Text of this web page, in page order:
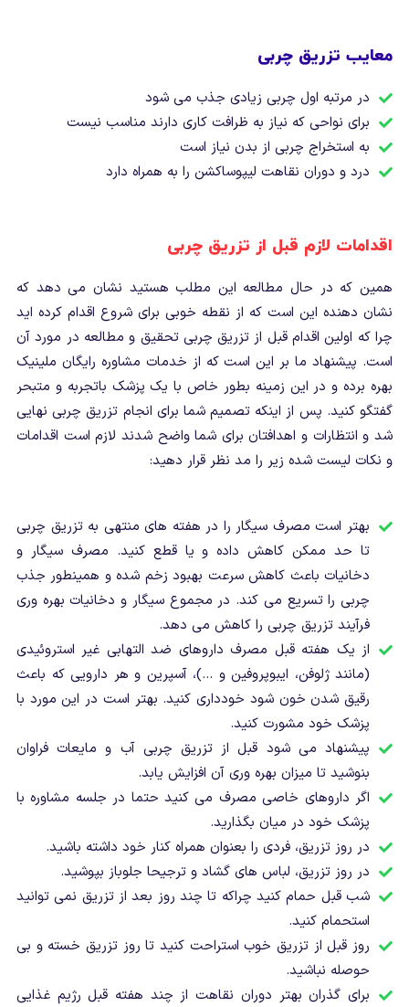
معایب تزریق چربی
در مرتبه اول چربی زیادی جذب می شود
برای نواحی که نیاز به ظرافت کاری دارند مناسب نیست
به استخراج چربی از بدن نیاز است
درد و دوران نقاهت لیپوساکشن را به همراه دارد
اقدامات لازم قبل از تزریق چربی
همین که در حال مطالعه این مطلب هستید نشان می دهد که
نشان دهنده این است که از نقطه خوبی برای شروع اقدام کرده اید
چرا که اولین اقدام قبل از تزریق چربی تحقیق و مطالعه در مورد آن
است. پیشنهاد ما بر این است که از خدمات مشاوره رایگان ملینیک
بهره برده و در این زمینه بطور خاص با یک پزشک باتجربه و متبحر
گفتگو کنید. پس از اینکه تصمیم شما برای انجام تزریق چربی نهایی
شد و انتظارات و اهدافتان برای شما واضح شدند لازم است اقدامات
و نکات لیست شده زیر را مد نظر قرار دهید:
بهتر است مصرف سیگار را در هفته های منتهی به تزریق چربی
تا حد ممکن کاهش داده و یا قطع کنید. مصرف سیگار و
دخانیات باعث کاهش سرعت بهبود زخم شده و همینطور جذب
چربی را تسریع می کند. در مجموع سیگار و دخانیات بهره وری
فرآیند تزریق چربی را کاهش می دهد.
از یک هفته قبل مصرف داروهای ضد التهابی غیر استروئیدی
(مانند ژلوفن، ایبوپروفین و …)، آسپرین و هر دارویی که باعث
رقیق شدن خون شود خودداری کنید. بهتر است در این مورد با
پزشک خود مشورت کنید.
پیشنهاد می شود قبل از تزریق چربی آب و مایعات فراوان
بنوشید تا میزان بهره وری آن افزایش یابد.
اگر داروهای خاصی مصرف می کنید حتما در جلسه مشاوره با
پزشک خود در میان بگذارید.
در روز تزریق، فردی را بعنوان همراه کنار خود داشته باشید.
در روز تزریق، لباس های گشاد و ترجیحا جلوباز بپوشید.
شب قبل حمام کنید چراکه تا چند روز بعد از تزریق نمی توانید
استحمام کنید.
روز قبل از تزریق خوب استراحت کنید تا روز تزریق خسته و بی
حوصله نباشید.
برای گذران بهتر دوران نقاهت از چند هفته قبل رژیم غذایی